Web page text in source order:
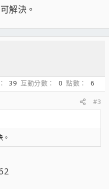
解決。
39 互動分數 0 點數
6
#3